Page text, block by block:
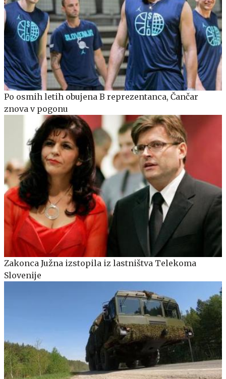
Po osmih letih obujena B reprezentanca, Čančar
znova v pogonu
Zakonca Južna izstopila iz lastništva Telekoma
Slovenije